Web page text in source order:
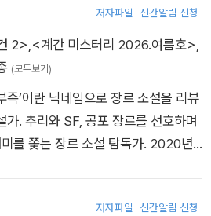
새 우는 소리》, 《네메시스》, 《시소게
《세계 추리소설 필독서 50》에 필자
저자파일 신간알림 신청
2> <계간 미스터리 2026.여름호>
(모두보기)
족’이란 닉네임으로 장르 소설을 리뷰
가. 추리와 SF, 공포 장르를 선호하며
를 쫓는 장르 소설 탐독가. 2020년
미스터리》, 《호러 미스터리 컬렉
저자파일 신간알림 신청